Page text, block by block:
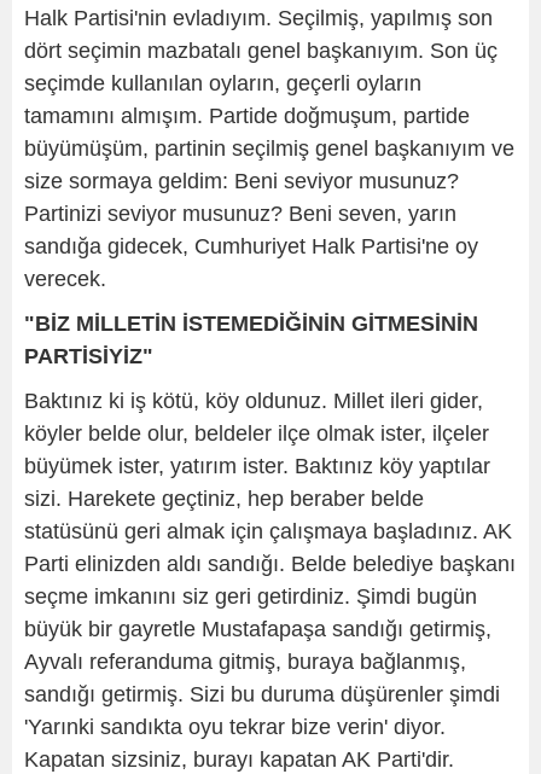
Halk Partisi'nin evladıyım. Seçilmiş, yapılmış son
dört seçimin mazbatalı genel başkanıyım. Son üç
seçimde kullanılan oyların, geçerli oyların
tamamını almışım. Partide doğmuşum, partide
büyümüşüm, partinin seçilmiş genel başkanıyım ve
size sormaya geldim: Beni seviyor musunuz?
Partinizi seviyor musunuz? Beni seven, yarın
sandığa gidecek, Cumhuriyet Halk Partisi'ne oy
verecek.
"BİZ MİLLETİN İSTEMEDİĞİNİN GİTMESİNİN
PARTİSİYİZ"
Baktınız ki iş kötü, köy oldunuz. Millet ileri gider,
köyler belde olur, beldeler ilçe olmak ister, ilçeler
büyümek ister, yatırım ister. Baktınız köy yaptılar
sizi. Harekete geçtiniz, hep beraber belde
statüsünü geri almak için çalışmaya başladınız. AK
Parti elinizden aldı sandığı. Belde belediye başkanı
seçme imkanını siz geri getirdiniz. Şimdi bugün
büyük bir gayretle Mustafapaşa sandığı getirmiş,
Ayvalı referanduma gitmiş, buraya bağlanmış,
sandığı getirmiş. Sizi bu duruma düşürenler şimdi
'Yarınki sandıkta oyu tekrar bize verin' diyor.
Kapatan sizsiniz, burayı kapatan AK Parti'dir.